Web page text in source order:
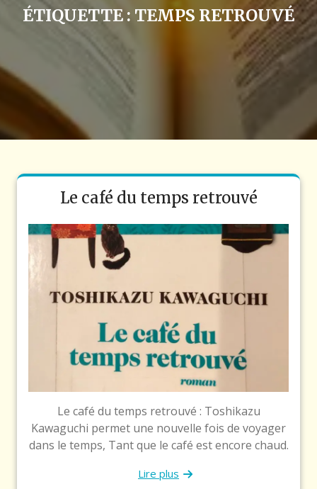
ÉTIQUETTE : TEMPS RETROUVÉ
Le café du temps retrouvé
Le café du temps retrouvé : Toshikazu
Kawaguchi permet une nouvelle fois de voyager
dans le temps, Tant que le café est encore chaud.
Lire plus